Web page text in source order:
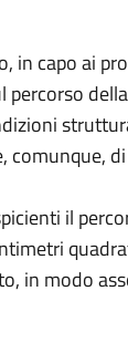
in capo ai
percorso
comunque,
il
in modo